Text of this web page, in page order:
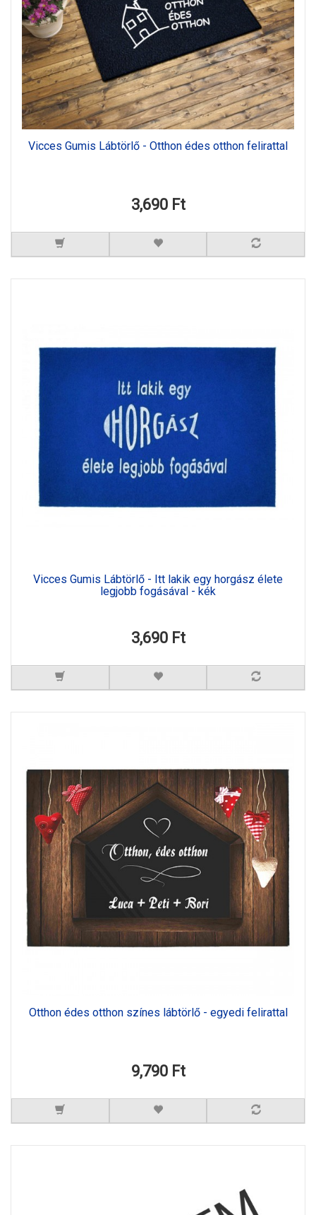
Vicces Gumis Lábtörlő - Otthon édes otthon felirattal
3,690 Ft
Vicces Gumis Lábtörlő - Itt lakik egy horgász élete
legjobb fogásával - kék
3,690 Ft
Otthon édes otthon színes lábtörlő - egyedi felirattal
9,790 Ft